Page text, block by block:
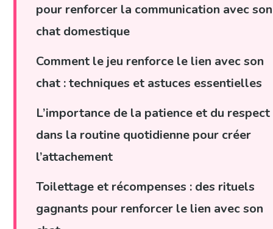
pour renforcer la communication avec son
chat domestique
Comment le jeu renforce le lien avec son
chat : techniques et astuces essentielles
L’importance de la patience et du respect
dans la routine quotidienne pour créer
l’attachement
Toilettage et récompenses : des rituels
gagnants pour renforcer le lien avec son